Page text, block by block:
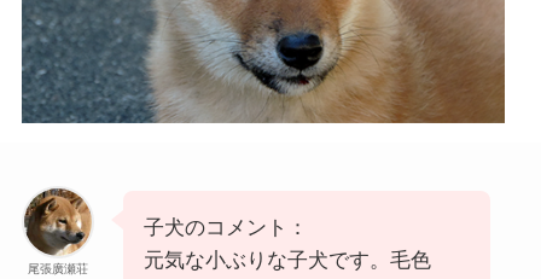
尾張廣瀬荘
子犬のコメント：
元気な小ぶりな子犬です。毛色